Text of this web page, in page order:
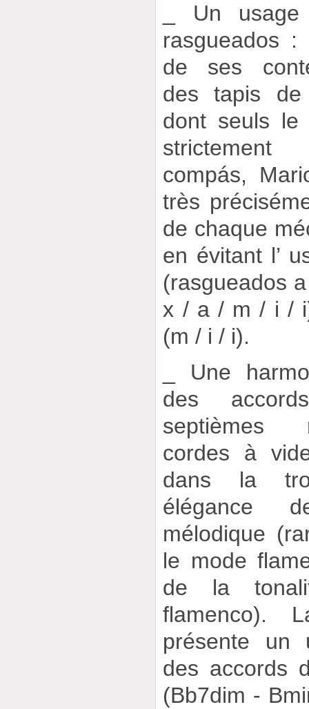
_ Un
rasgueados
de ses
des tapis de
dont seuls
compás,
très
de chaque
en évitant l’
(rasgueados
x / a / m / i /
(m / i / i).
_ Une
des
septièmes
cordes à
dans la
élégance
mélodique
le mode
de la
flamenco).
présente un
des accords
(Bb7dim -